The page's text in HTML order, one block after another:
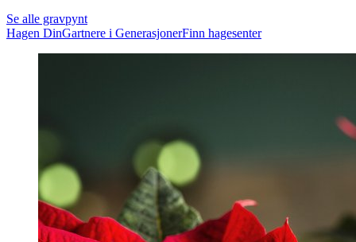
Se alle gravpynt
Hagen DinGartnere i GenerasjonerFinn hagesenter